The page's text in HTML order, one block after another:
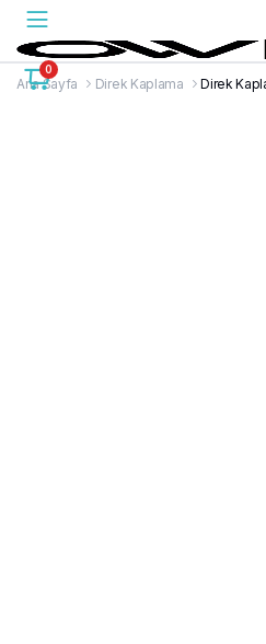
0
Ana Sayfa Direk Kaplama Direk